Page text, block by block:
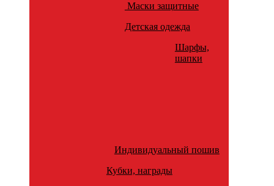
Маски защитные
Детская одежда
Шарфы,
шапки
Индивидуальный пошив
Кубки, награды